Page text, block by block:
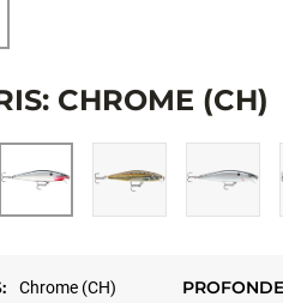
CHROME (CH)
Chrome (CH)